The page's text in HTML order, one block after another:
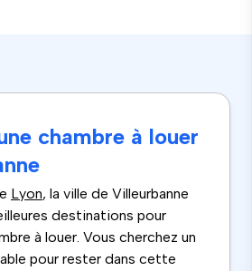
chambre à louer
Lyon, la ville de Villeurbanne
destinations pour
à louer. Vous cherchez un
pour rester dans cette